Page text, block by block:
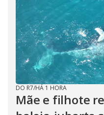
DO R7/HÁ 1 HORA
Mãe e filhote